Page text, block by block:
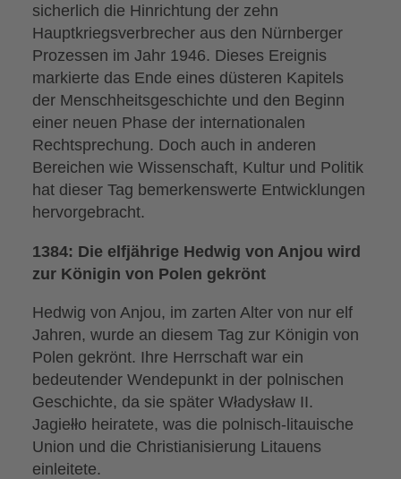
sicherlich die Hinrichtung der zehn
Hauptkriegsverbrecher aus den Nürnberger
Prozessen im Jahr 1946. Dieses Ereignis
markierte das Ende eines düsteren Kapitels
der Menschheitsgeschichte und den Beginn
einer neuen Phase der internationalen
Rechtsprechung. Doch auch in anderen
Bereichen wie Wissenschaft, Kultur und Politik
hat dieser Tag bemerkenswerte Entwicklungen
hervorgebracht.
1384: Die elfjährige Hedwig von Anjou wird
zur Königin von Polen gekrönt
Hedwig von Anjou, im zarten Alter von nur elf
Jahren, wurde an diesem Tag zur Königin von
Polen gekrönt. Ihre Herrschaft war ein
bedeutender Wendepunkt in der polnischen
Geschichte, da sie später Władysław II.
Jagiełło heiratete, was die polnisch-litauische
Union und die Christianisierung Litauens
einleitete.